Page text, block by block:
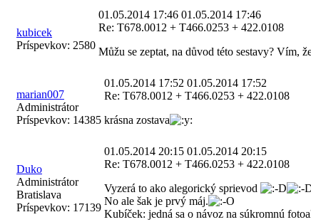
kubicek
Príspevkov: 2580
01.05.2014 17:46 01.05.2014 17:46
Re: T678.0012 + T466.0253 + 422.0108
Můžu se zeptat, na důvod této sestavy? Vím,
marian007
Administrátor
Príspevkov: 14385
01.05.2014 17:52 01.05.2014 17:52
Re: T678.0012 + T466.0253 + 422.0108
krásna zostava
Duko
Administrátor
Bratislava
Príspevkov: 17139
01.05.2014 20:15 01.05.2014 20:15
Re: T678.0012 + T466.0253 + 422.0108
Vyzerá to ako alegorický sprievod
No ale šak je prvý máj.
Kubíček: jedná sa o návoz na súkromnú